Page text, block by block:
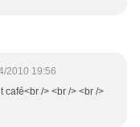
2010 19:56
café<br /> <br /> <br />